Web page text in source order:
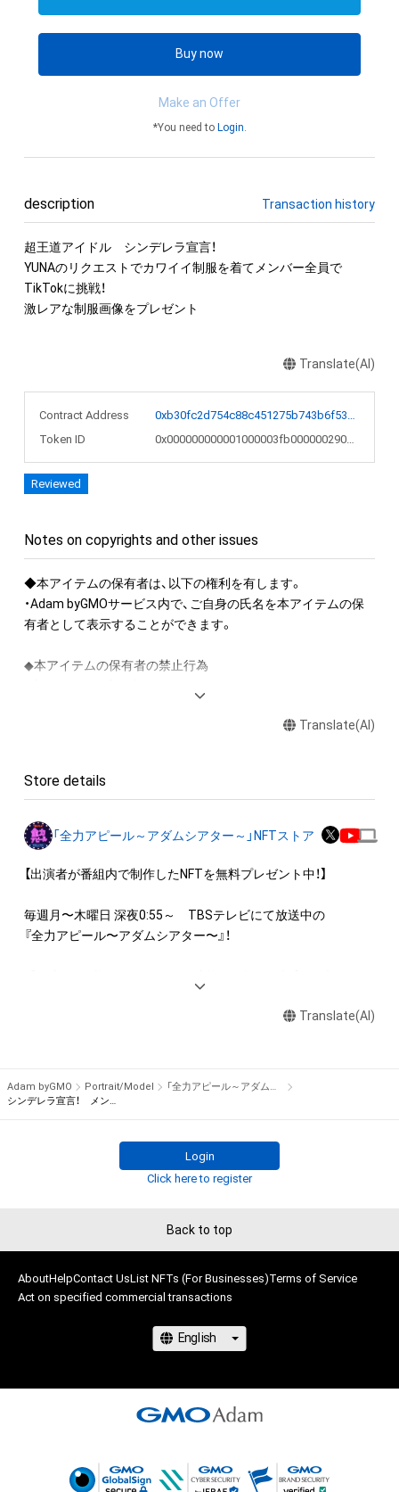
Buy now
Make an Offer
*You need to Login.
description Transaction history
超王道アイドル　シンデレラ宣言！
YUNAのリクエストでカワイイ制服を着てメンバー全員で
TikTokに挑戦！
激レアな制服画像をプレゼント
Translate(AI)
Contract Address
0xb30fc2d754c88c451275b743b6f530f19f643683
Token ID
0x000000000001000003fb000000290b13
Reviewed
Notes on copyrights and other issues
◆本アイテムの保有者は、以下の権利を有します。
・Adam byGMOサービス内で、ご自身の氏名を本アイテムの保
有者として表示することができます。
◆本アイテムの保有者の禁止行為
◆本アイテムに関する注意事項
ロゴ等を含みますがこれらに限られません。)にかかる知的財産
権(著作権、特許権、実用新案権、商標権、意匠権その他の知的財
産権(それらの権利を取得し、又はそれらの権利につき登録等を
作権を有する方、著作隣接権の権利者またはその管理委託を受
けている者によって保護されています。そのため、本アイテム
・本アイテムの著作権を有する方、著作隣接権の権利者またはそ
の管理委託を受けている者からの事前の同意なしに、上記の「本
せん。)を行うことはできません。
であると判断した場合、利用をお断りさせていただきます。
Translate(AI)
Store details
「全力アピール～アダムシアター～」NFTストア
【出演者が番組内で制作したNFTを無料プレゼント中！】
毎週月〜木曜日 深夜0:55～　TBSテレビにて放送中の
『全力アピール〜アダムシアター〜』！
パフォーマンスや特技を、魂を込めて全力アピール！
※本ストア内で出品されるNFTは、Adam byGMOの認定代理店
株式会社MediBangを介して出品手続きをしており、
TBSテレビおよび番組は、NFTの出品に関わる手続き・権利には
Translate(AI)
Adam byGMO Portrait/Model
「全力アピール～アダムシアター～」NFTストア
シンデレラ宣言！ メンバー全員のカワイイ制服写真
Login
Click here to register
Back to top
AboutHelpContact UsList NFTs (For Businesses)Terms of Service
Act on specified commercial transactions